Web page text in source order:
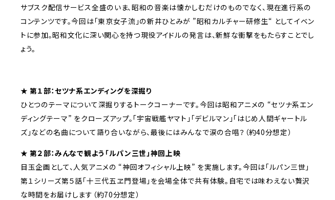
サブスク配信サービス全盛のいま、昭和の音楽は懐かしむだけのものでなく、現在進行系の
コンテンツです。今回は「東京女子流」の新井ひとみが ”昭和カルチャー研修生“ としてイベン
トに参加。昭和文化に深い関心を持つ現役アイドルの発言は、新鮮な衝撃をもたらすことでし
ょう。
★ 第１部：セツナ系エンディングを深掘り
ひとつのテーマについて深掘りするトークコーナーです。今回は昭和アニメの “セツナ系エン
ディングテーマ” をクローズアップ。「宇宙戦艦ヤマト」「デビルマン」「はじめ人間ギャートル
ズ」などの名曲について語り合いながら、最後にはみんなで涙の合唱？（約40分想定）
★ 第２部：みんなで観よう「ルパン三世」神回上映
目玉企画として、人気アニメの “神回オフィシャル上映” を実施します。今回は「ルパン三世」
第１シリーズ第５話「十三代五ヱ門登場」を会場全体で共有体験。自宅では味わえない贅沢
な時間をお届けします（約70分想定）